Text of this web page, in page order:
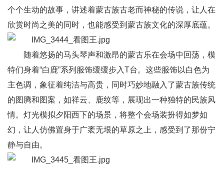
个个生动的故事，讲述着蒙古族古老而神秘的传说，让人在
欣赏时尚之美的同时，也能感受到蒙古族文化的深厚底蕴。
随着悠扬的马头琴声和激昂的蒙古乐在会场中回荡，模
特们身着“白鹿”系列服饰缓缓步入T台。这些服饰以白色为
主色调，象征着纯洁与高贵，同时巧妙地融入了蒙古族传统
的图腾和图案，如祥云、鹿纹等，展现出一种独特的民族风
情。灯光模拟夕阳西下的场景，将整个会场装扮得如梦如
幻，让人仿佛置身于广袤无垠的草原之上，感受到了那份宁
静与自由。